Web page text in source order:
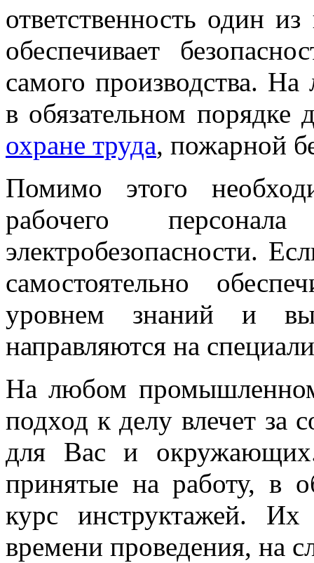
ответственность один
обеспечивает
самого производства.
в обязательном
охране труда, пожарной
Помимо этого
рабочего
электробезопасности.
самостоятельно
уровнем знаний и
направляются на
На любом промышленном
подход к делу влечет за
для Вас и
принятые на работу, в
курс инструктажей.
времени проведения, на